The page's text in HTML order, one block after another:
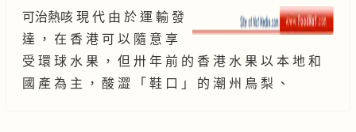
可治熱咳 現 代 由 於 運 輸 發
達 ， 在 香 港 可 以 隨 意 享
受 環 球 水 果 ， 但 卅 年 前 的 香 港 水 果 以 本 地 和
國 產 為 主 ， 酸 澀 「 鞋 口 」 的 潮 州 鳥 梨 、